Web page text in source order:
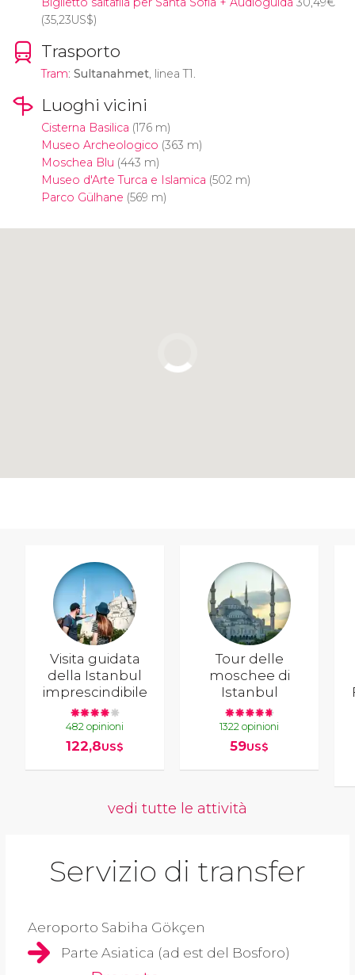
(35,23US$)
Trasporto
Tram: Sultanahmet, linea T1.
Luoghi vicini
Cisterna Basilica (176 m)
Museo Archeologico (363 m)
Moschea Blu (443 m)
Museo d'Arte Turca e Islamica (502 m)
Parco Gülhane (569 m)
Visita guidata
della Istanbul
imprescindibile
482 opinioni
122,8US$
Tour delle
moschee di
Istanbul
1322 opinioni
59US$
vedi tutte le attività
Servizio di transfer
Aeroporto Sabiha Gökçen
Parte Asiatica (ad est del Bosforo)